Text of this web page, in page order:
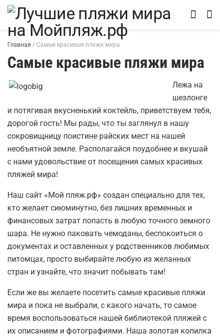
Главная / Самые красивые пляжи мира
Самые красивые пляжи мира
Лежа на
шезлонге
и потягивая вкусненький коктейль, приветствуем тебя,
дорогой гость! Мы рады, что ты заглянул в нашу
сокровищницу поистине райских мест на нашей
необъятной земле. Располагайся поудобнее и вкушай
с нами удовольствие от посещения самых красивых
пляжей мира!
Наш сайт «Мой пляж.рф» создан специально для тех,
кто желает сиюминутно, без лишних временных и
финансовых затрат попасть в любую точного земного
шара. Не нужно паковать чемоданы, беспокоиться о
документах и оставленных у родственников любимых
питомцах, просто выбирайте любую из желанных
стран и узнайте, что значит побывать там!
Если же вы желаете посетить самые красивые пляжи
мира и пока не выбрали, с какого начать, то самое
время воспользоваться нашей библиотекой пляжей с
их описанием и фотографиями. Наша золотая копилка